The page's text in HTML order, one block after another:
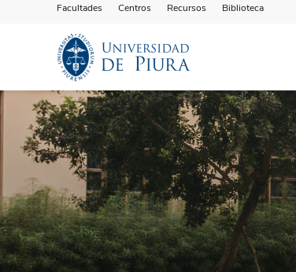
Facultades Centros Recursos Biblioteca